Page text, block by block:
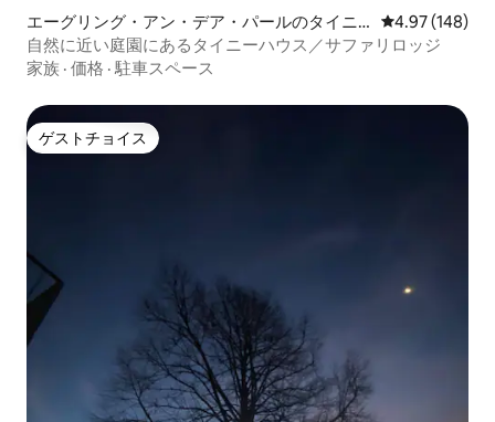
エーグリング・アン・デア・パールのタイニ
ーハウス
レビュー148
4.97 (148)
自然に近い庭園にあるタイニーハウス／サファリロッジ
家族 · 価格 ·駐車スペース
ゲストチョイス
ゲストチョイス